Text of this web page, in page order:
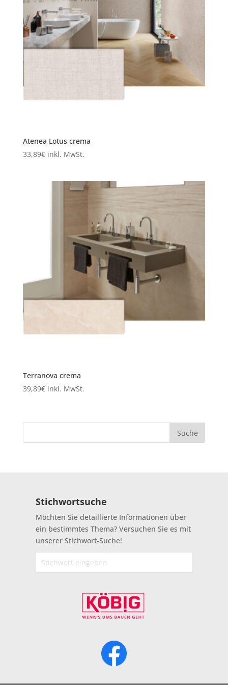
Atenea Lotus crema
33,89€ inkl. MwSt.
Terranova crema
39,89€ inkl. MwSt.
Stichwortsuche
Möchten Sie detaillierte Informationen über
ein bestimmtes Thema? Versuchen Sie es mit
unserer Stichwort-Suche!